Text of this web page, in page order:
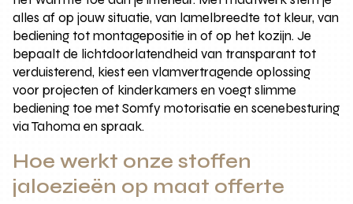
alles af op jouw situatie, van lamelbreedte tot kleur, van
bediening tot montagepositie in of op het kozijn. Je
bepaalt de lichtdoorlatendheid van transparant tot
verduisterend, kiest een vlamvertragende oplossing
voor projecten of kinderkamers en voegt slimme
bediening toe met Somfy motorisatie en scenebesturing
via Tahoma en spraak.
Hoe werkt onze stoffen
jaloezieën op maat offerte